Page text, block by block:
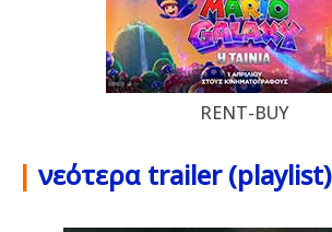
RENT-BUY
| νεότερα trailer (playlist)